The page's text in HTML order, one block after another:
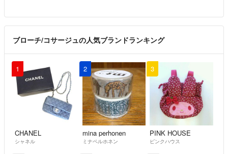
ブローチ/コサージュの人気ブランドランキング
1
CHANEL
シャネル
2
mina perhonen
ミナペルホネン
3
PINK HOUSE
ピンクハウス